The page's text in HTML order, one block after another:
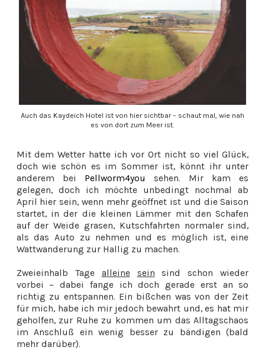
Auch das Kaydeich Hotel ist von hier sichtbar – schaut mal, wie nah
es von dort zum Meer ist.
Mit dem Wetter hatte ich vor Ort nicht so viel Glück,
doch wie schön es im Sommer ist, könnt ihr unter
anderem bei Pellworm4you sehen. Mir kam es
gelegen, doch ich möchte unbedingt nochmal ab
April hier sein, wenn mehr geöffnet ist und die Saison
startet, in der die kleinen Lämmer mit den Schafen
auf der Weide grasen, Kutschfahrten normaler sind,
als das Auto zu nehmen und es möglich ist, eine
Wattwanderung zur Hallig zu machen.
Zweieinhalb Tage alleine sein sind schon wieder
vorbei – dabei fange ich doch gerade erst an so
richtig zu entspannen. Ein bißchen was von der Zeit
für mich, habe ich mir jedoch bewahrt und, es hat mir
geholfen, zur Ruhe zu kommen um das Alltagschaos
im Anschluß ein wenig besser zu bändigen (bald
mehr darüber).